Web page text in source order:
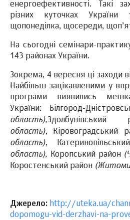
енергоефективності. Такі
різних куточках
щопонеділка, щосереди,
На сьогодні семінари-
143 районах України.
Зокрема, 4 вересня ці заходи
Найбільш зацікавленими у
програми виявились
України: Білгород-
область),
область), Кіровоградський
область),
область), Коропський район
Коростенський район
Джерело: http://uteka.ua/
dopomogu-vid-derzhavi-na-